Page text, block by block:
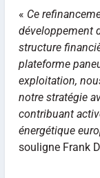
« Ce
développement
structure
plateforme
exploitation,
notre stratégie
contribuant
énergétique
souligne Frank